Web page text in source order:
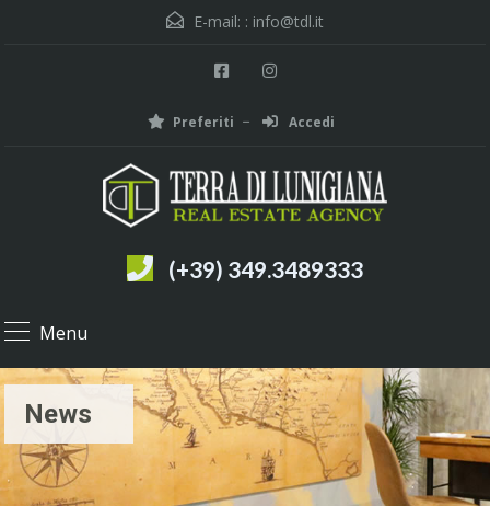
E-mail: : info@tdl.it
Preferiti Accedi
(+39) 349.3489333
Menu
News